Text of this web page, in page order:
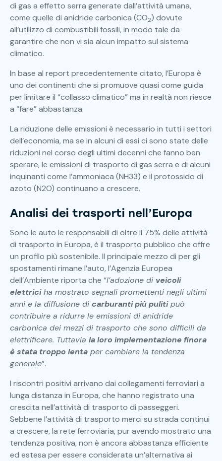
di gas a effetto serra generate dall’attività umana,
come quelle di anidride carbonica (CO2) dovute
all’utilizzo di combustibili fossili, in modo tale da
garantire che non vi sia alcun impatto sul sistema
climatico.
In base al report precedentemente citato, l’Europa è
uno dei continenti che si promuove quasi come guida
per limitare il “collasso climatico” ma in realtà non riesce
a “fare” abbastanza.
La riduzione delle emissioni è necessario in tutti i settori
dell’economia, ma se in alcuni di essi ci sono state delle
riduzioni nel corso degli ultimi decenni che fanno ben
sperare, le emissioni di trasporto di gas serra e di alcuni
inquinanti come l’ammoniaca (NH33) e il protossido di
azoto (N2O) continuano a crescere.
Analisi dei trasporti nell’Europa
Sono le auto le responsabili di oltre il 75% delle attività
di trasporto in Europa, è il trasporto pubblico che offre
un profilo più sostenibile. Il principale mezzo di per gli
spostamenti rimane l’auto, l’Agenzia Europea
dell’Ambiente riporta che “l’adozione di veicoli
elettriciha mostrato segnali promettenti negli ultimi
anni e la diffusione di carburanti più pulitipuò
contribuire a ridurre le emissioni di anidride
carbonica dei mezzi di trasporto che sono difficili da
elettrificare. Tuttavia la loro implementazione finora
è stata troppo lenta per cambiare la tendenza
generale”.
I riscontri positivi arrivano dai collegamenti ferroviari a
lunga distanza in Europa, che hanno registrato una
crescita nell’attività di trasporto di passeggeri.
Sebbene l’attività di trasporto merci su strada continui
a crescere, la rete ferroviaria, pur avendo mostrato una
tendenza positiva, non è ancora abbastanza efficiente
ed estesa per essere considerata un’alternativa ai